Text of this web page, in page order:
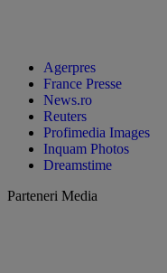
Agerpres
France Presse
News.ro
Reuters
Profimedia Images
Inquam Photos
Dreamstime
Parteneri Media